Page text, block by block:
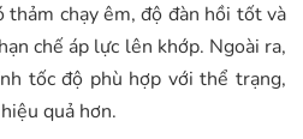
thảm chạy êm, độ đàn hồi tốt và
chế áp lực lên khớp. Ngoài ra,
tốc độ phù hợp với thể trạng,
quả hơn.